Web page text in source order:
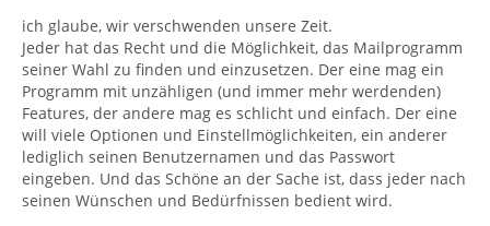
ich glaube, wir verschwenden unsere Zeit.
Jeder hat das Recht und die Möglichkeit, das Mailprogramm
seiner Wahl zu finden und einzusetzen. Der eine mag ein
Programm mit unzähligen (und immer mehr werdenden)
Features, der andere mag es schlicht und einfach. Der eine
will viele Optionen und Einstellmöglichkeiten, ein anderer
lediglich seinen Benutzernamen und das Passwort
eingeben. Und das Schöne an der Sache ist, dass jeder nach
seinen Wünschen und Bedürfnissen bedient wird.